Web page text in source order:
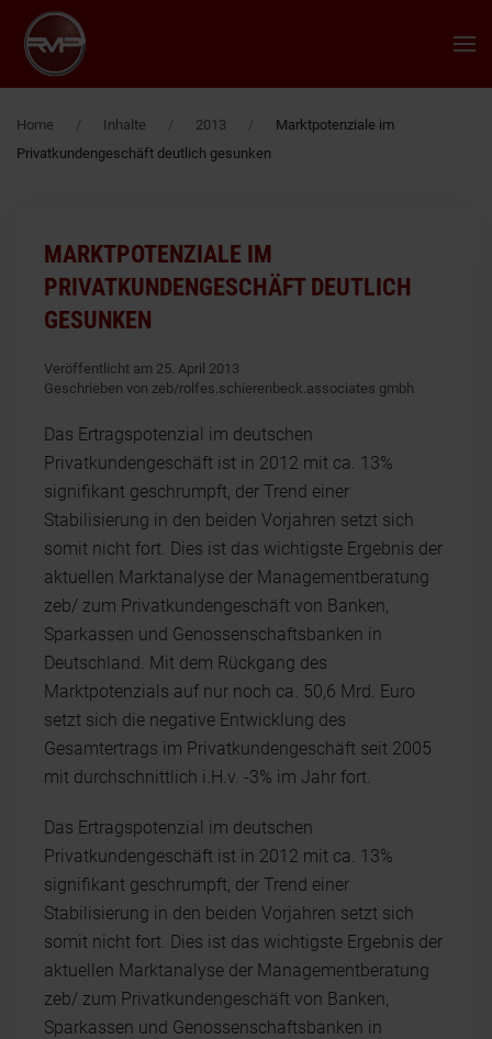
Zum Hauptinhalt springen
Home Inhalte 2013
Marktpotenziale im
Privatkundengeschäft deutlich gesunken
MARKTPOTENZIALE IM
PRIVATKUNDENGESCHÄFT DEUTLICH
GESUNKEN
Veröffentlicht am 25. April 2013
Geschrieben von zeb/rolfes.schierenbeck.associates gmbh
Das Ertragspotenzial im deutschen
Privatkundengeschäft ist in 2012 mit ca. 13%
signifikant geschrumpft, der Trend einer
Stabilisierung in den beiden Vorjahren setzt sich
somit nicht fort. Dies ist das wichtigste Ergebnis der
aktuellen Marktanalyse der Managementberatung
zeb/ zum Privatkundengeschäft von Banken,
Sparkassen und Genossenschaftsbanken in
Deutschland. Mit dem Rückgang des
Marktpotenzials auf nur noch ca. 50,6 Mrd. Euro
setzt sich die negative Entwicklung des
Gesamtertrags im Privatkundengeschäft seit 2005
mit durchschnittlich i.H.v. -3% im Jahr fort.
Das Ertragspotenzial im deutschen
Privatkundengeschäft ist in 2012 mit ca. 13%
signifikant geschrumpft, der Trend einer
Stabilisierung in den beiden Vorjahren setzt sich
somit nicht fort. Dies ist das wichtigste Ergebnis der
aktuellen Marktanalyse der Managementberatung
zeb/ zum Privatkundengeschäft von Banken,
Sparkassen und Genossenschaftsbanken in